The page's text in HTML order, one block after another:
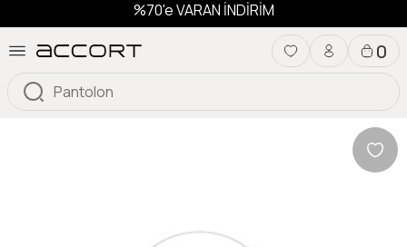
%70'e VARAN İNDİRİM
0